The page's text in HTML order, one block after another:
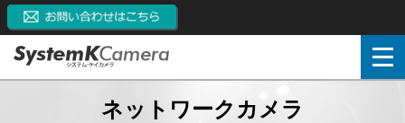
ネットワークカメラ